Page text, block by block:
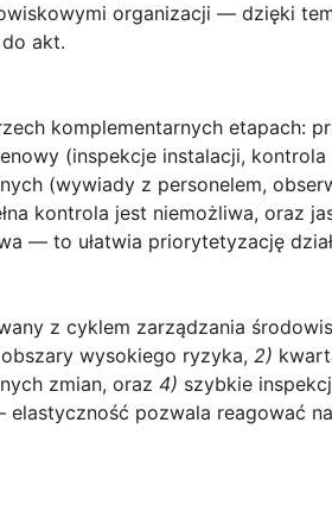
organizacji — dzięki
akt.
komplementarnych etapach:
(inspekcje instalacji, kontrola
(wywiady z personelem,
kontrola jest niemożliwa, oraz
— to ułatwia priorytetyzację
z cyklem zarządzania
wysokiego ryzyka, 2)
zmian, oraz 4) szybkie
pozwala reagować